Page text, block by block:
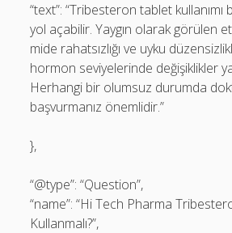
“text”: “Tribesteron tablet kullanımı
yol açabilir. Yaygın olarak görülen
mide rahatsızlığı ve uyku
hormon seviyelerinde değişiklikler
Herhangi bir olumsuz durumda
başvurmanız önemlidir.”
},
“@type”: “Question”,
“name”: “Hi Tech Pharma
Kullanmalı?”,